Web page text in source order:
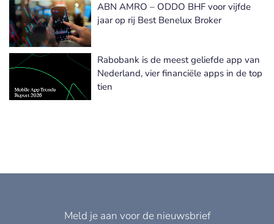
ABN AMRO – ODDO BHF voor vijfde
jaar op rij Best Benelux Broker
Rabobank is de meest geliefde app van
Nederland, vier financiële apps in de top
tien
Meld je aan voor de nieuwsbrief